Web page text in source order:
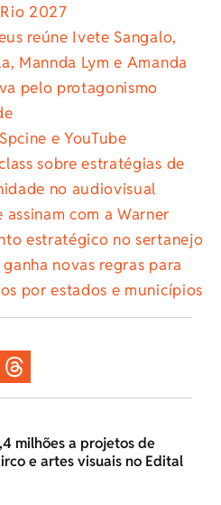
2027
reúne Ivete Sangalo,
Mannda Lym e Amanda
pelo protagonismo
e YouTube
sobre estratégias de
no audiovisual
com a Warner
estratégico no sertanejo
novas regras para
por estados e municípios
milhões a projetos de
e artes visuais no Edital